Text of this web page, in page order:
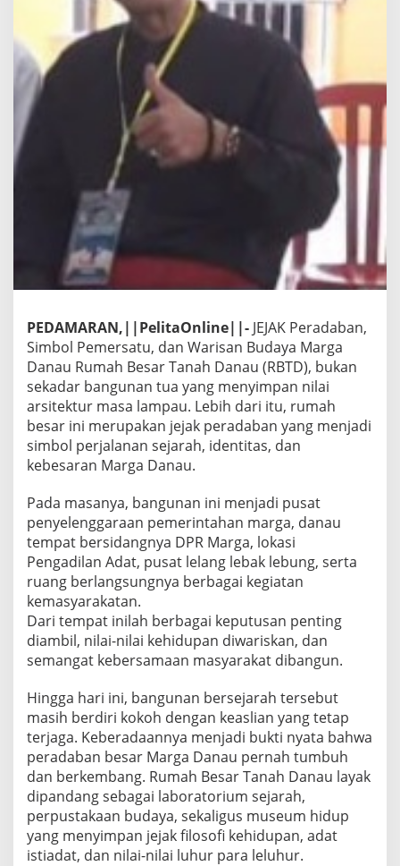
PEDAMARAN,||PelitaOnline||- JEJAK Peradaban,
Simbol Pemersatu, dan Warisan Budaya Marga
Danau Rumah Besar Tanah Danau (RBTD), bukan
sekadar bangunan tua yang menyimpan nilai
arsitektur masa lampau. Lebih dari itu, rumah
besar ini merupakan jejak peradaban yang menjadi
simbol perjalanan sejarah, identitas, dan
kebesaran Marga Danau.
Pada masanya, bangunan ini menjadi pusat
penyelenggaraan pemerintahan marga, danau
tempat bersidangnya DPR Marga, lokasi
Pengadilan Adat, pusat lelang lebak lebung, serta
ruang berlangsungnya berbagai kegiatan
kemasyarakatan.
Dari tempat inilah berbagai keputusan penting
diambil, nilai-nilai kehidupan diwariskan, dan
semangat kebersamaan masyarakat dibangun.
Hingga hari ini, bangunan bersejarah tersebut
masih berdiri kokoh dengan keaslian yang tetap
terjaga. Keberadaannya menjadi bukti nyata bahwa
peradaban besar Marga Danau pernah tumbuh
dan berkembang. Rumah Besar Tanah Danau layak
dipandang sebagai laboratorium sejarah,
perpustakaan budaya, sekaligus museum hidup
yang menyimpan jejak filosofi kehidupan, adat
istiadat, dan nilai-nilai luhur para leluhur.